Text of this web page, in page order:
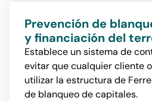
Prevención de
y financiación del
Establece un sistema de
evitar que cualquier cliente
utilizar la estructura de
de blanqueo de capitales.